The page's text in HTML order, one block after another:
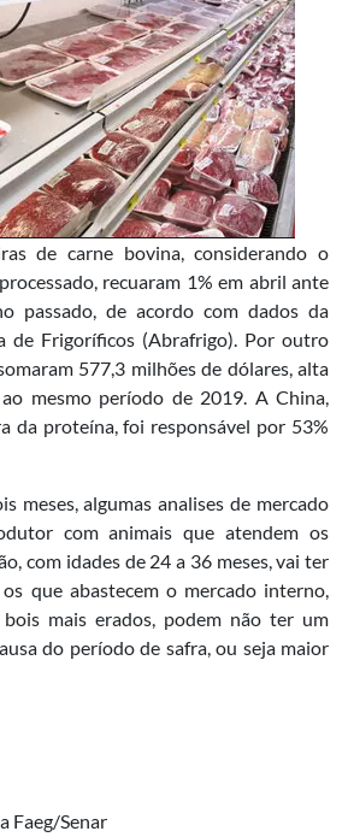
de carne bovina, considerando o
recuaram 1% em abril ante
passado, de acordo com dados da
de Frigoríficos (Abrafrigo). Por outro
577,3 milhões de dólares, alta
mesmo período de 2019. A China,
da proteína, foi responsável por 53%
meses, algumas analises de mercado
com animais que atendem os
com idades de 24 a 36 meses, vai ter
que abastecem o mercado interno,
mais erados, podem não ter um
do período de safra, ou seja maior
Faeg/Senar